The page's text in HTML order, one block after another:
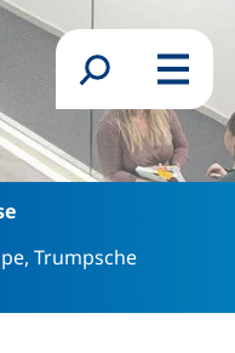
zum Inhalt
Suchformular
Menü
Trumpsche